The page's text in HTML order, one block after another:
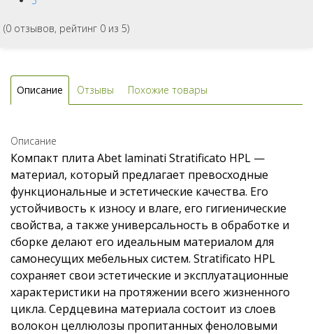
(0 отзывов, рейтинг 0 из 5)
Описание Отзывы Похожие товары
Описание
Компакт плита Abet laminati Stratificato HPL —
материал, который предлагает превосходные
функциональные и эстетические качества. Его
устойчивость к износу и влаге, его гигиенические
свойства, а также универсальность в обработке и
сборке делают его идеальным материалом для
самонесущих мебельных систем. Stratificato HPL
сохраняет свои эстетические и эксплуатационные
характеристики на протяжении всего жизненного
цикла. Сердцевина материала состоит из слоев
волокон целлюлозы пропитанных феноловыми